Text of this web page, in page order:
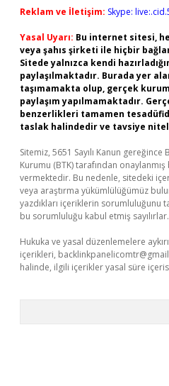
Reklam ve İletişim: Skype:
Yasal Uyarı: Bu internet sitesi,
veya şahıs şirketi ile hiçbir
Sitede yalnızca kendi
paylaşılmaktadır. Burada yer
taşımamakta olup, gerçek
paylaşım yapılmamaktadır.
benzerlikleri tamamen
taslak halindedir ve tavsiye
Sitemiz, 5651 Sayılı Kanun
Kurumu (BTK) tarafından
vermektedir. Bu nedenle, sitedeki
veya araştırma yükümlülüğümüz
yazdıkları içeriklerin sorumluluğunu
bu sorumluluğu kabul etmiş sayılırlar.
Hukuka ve yasal düzenlemelere
içerikleri,
halinde, ilgili içerikler yasal süre